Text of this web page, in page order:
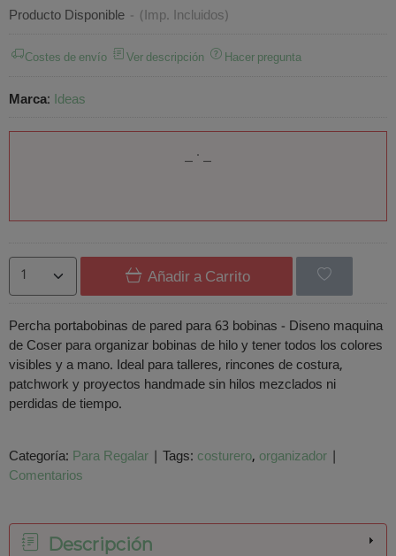
Producto Disponible - (Imp. Incluidos)
Costes de envío Ver descripción Hacer pregunta
Marca: Ideas
Añadir a Carrito
Percha portabobinas de pared para 63 bobinas - Diseno maquina
de Coser para organizar bobinas de hilo y tener todos los colores
visibles y a mano. Ideal para talleres, rincones de costura,
patchwork y proyectos handmade sin hilos mezclados ni
perdidas de tiempo.
Categoría: Para Regalar | Tags: costurero organizador |
Comentarios
Descripción